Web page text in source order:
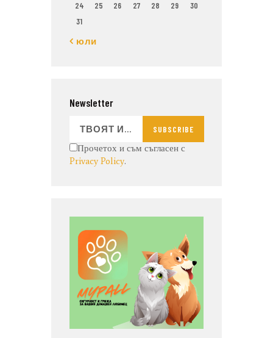
24
25 26 27 28 29
30
31
« юли
Newsletter
SUBSCRIBE
Прочетох и съм съгласен с
Privacy Policy.